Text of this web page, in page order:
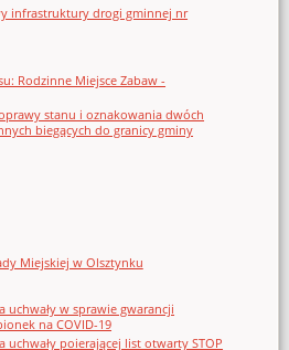
infrastruktury drogi gminnej nr
Rodzinne Miejsce Zabaw -
stanu i oznakowania dwóch
biegących do granicy gminy
Miejskiej w Olsztynku
uchwały w sprawie gwarancji
na COVID-19
uchwały poierającej list otwarty STOP